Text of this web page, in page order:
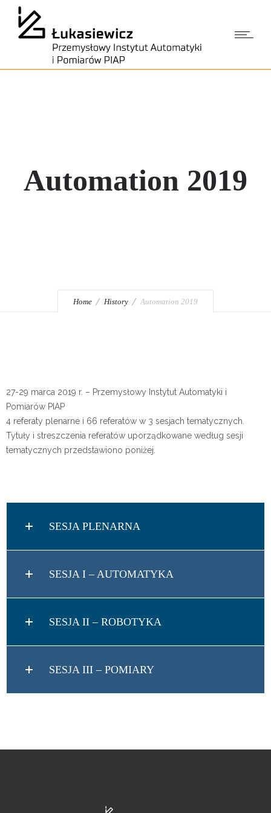
Automation 2019
Home History Automation 2019
27-29 marca 2019 r. – Przemysłowy Instytut Automatyki i
Pomiarów PIAP
4 referaty plenarne i 66 referatów w 3 sesjach tematycznych.
Tytuły i streszczenia referatów uporządkowane według sesji
tematycznych przedstawiono poniżej.
SESJA PLENARNA
SESJA I – AUTOMATYKA
SESJA II – ROBOTYKA
SESJA III – POMIARY